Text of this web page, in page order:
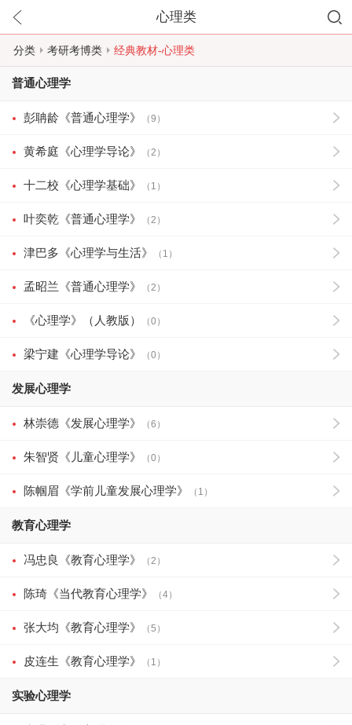
心理类
分类 考研考博类 经典教材-心理类
普通心理学
彭聃龄《普通心理学》 （9）
黄希庭《心理学导论》 （2）
十二校《心理学基础》 （1）
叶奕乾《普通心理学》 （2）
津巴多《心理学与生活》 （1）
孟昭兰《普通心理学》 （2）
《心理学》（人教版） （0）
梁宁建《心理学导论》 （0）
发展心理学
林崇德《发展心理学》 （6）
朱智贤《儿童心理学》 （0）
陈帼眉《学前儿童发展心理学》 （1）
教育心理学
冯忠良《教育心理学》 （2）
陈琦《当代教育心理学》 （4）
张大均《教育心理学》 （5）
皮连生《教育心理学》 （1）
实验心理学